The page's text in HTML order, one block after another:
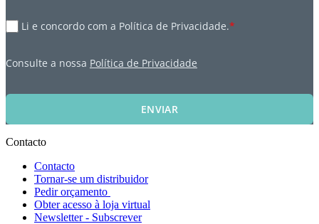
Li e concordo com a Política de Privacidade.*
Consulte a nossa Política de Privacidade
ENVIAR
Contacto
Contacto
Tornar-se um distribuidor
Pedir orçamento
Obter acesso à loja virtual
Newsletter - Subscrever